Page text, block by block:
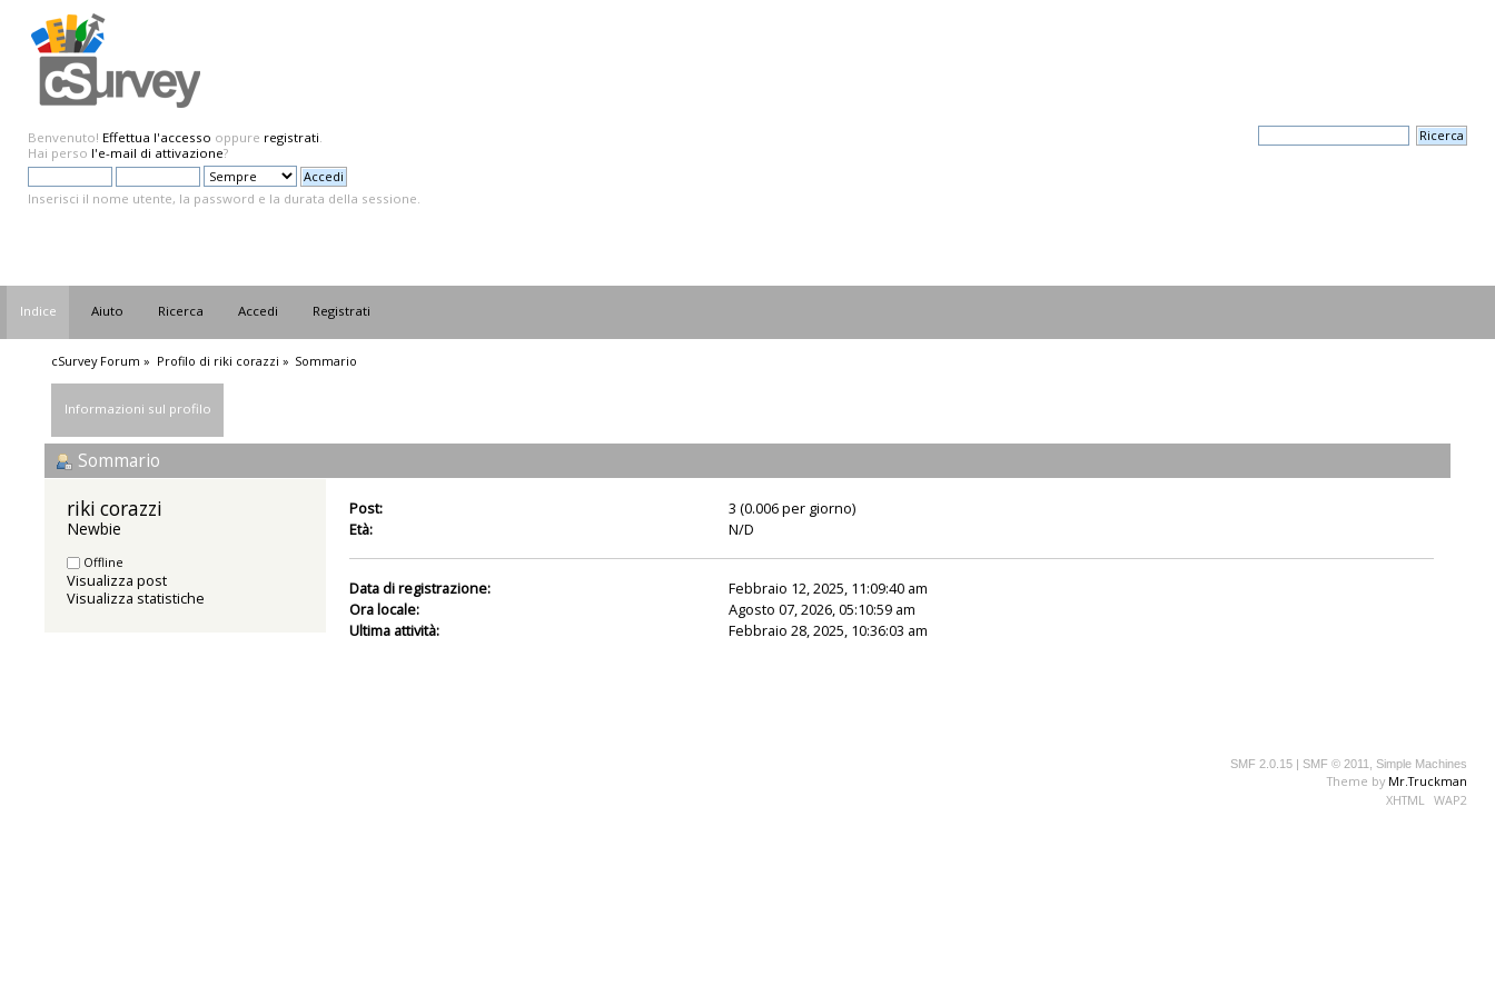
Benvenuto! Effettua l'accesso oppure registrati.
Hai perso l'e-mail di attivazione?
Inserisci il nome utente, la password e la durata della sessione.
Indice Aiuto Ricerca Accedi Registrati
cSurvey Forum » Profilo di riki corazzi » Sommario
Informazioni sul profilo
Sommario
riki corazzi
Newbie
Offline
Visualizza post
Visualizza statistiche
Post:
3 (0.006 per giorno)
Età:
N/D
Data di registrazione:
Febbraio 12, 2025, 11:09:40 am
Ora locale:
Agosto 07, 2026, 05:10:59 am
Ultima attività:
Febbraio 28, 2025, 10:36:03 am
SMF 2.0.15 | SMF © 2011 Simple Machines
Theme by Mr.Truckman
XHTML
WAP2